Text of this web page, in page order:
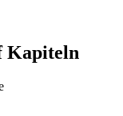
Kapiteln